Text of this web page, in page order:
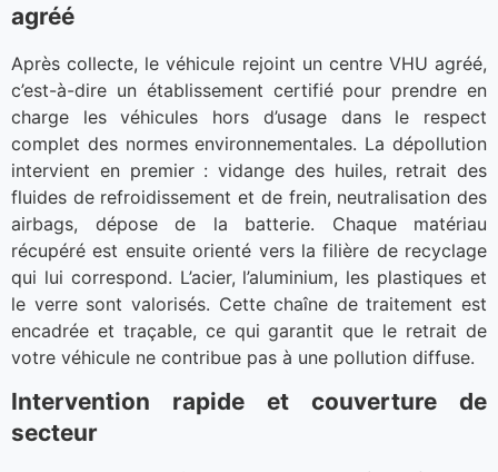
agréé
Après collecte, le véhicule rejoint un centre VHU agréé,
c’est-à-dire un établissement certifié pour prendre en
charge les véhicules hors d’usage dans le respect
complet des normes environnementales. La dépollution
intervient en premier : vidange des huiles, retrait des
fluides de refroidissement et de frein, neutralisation des
airbags, dépose de la batterie. Chaque matériau
récupéré est ensuite orienté vers la filière de recyclage
qui lui correspond. L’acier, l’aluminium, les plastiques et
le verre sont valorisés. Cette chaîne de traitement est
encadrée et traçable, ce qui garantit que le retrait de
votre véhicule ne contribue pas à une pollution diffuse.
Intervention rapide et couverture de
secteur